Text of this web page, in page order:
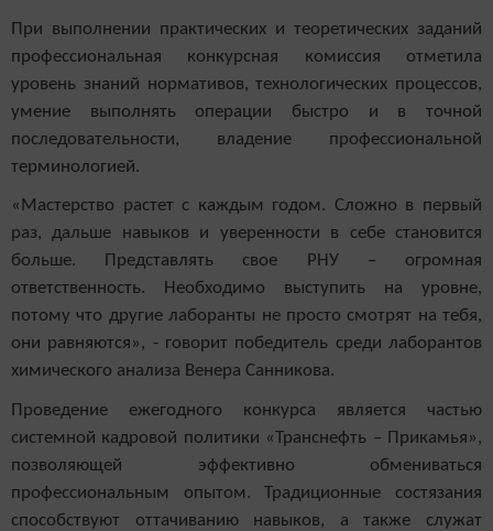
При выполнении практических и теоретических заданий
профессиональная конкурсная комиссия отметила
уровень знаний нормативов, технологических процессов,
умение выполнять операции быстро и в точной
последовательности, владение профессиональной
терминологией.
«Мастерство растет с каждым годом. Сложно в первый
раз, дальше навыков и уверенности в себе становится
больше. Представлять свое РНУ – огромная
ответственность. Необходимо выступить на уровне,
потому что другие лаборанты не просто смотрят на тебя,
они равняются», - говорит победитель среди лаборантов
химического анализа Венера Санникова.
Проведение ежегодного конкурса является частью
системной кадровой политики «Транснефть – Прикамья»,
позволяющей эффективно обмениваться
профессиональным опытом. Традиционные состязания
способствуют оттачиванию навыков, а также служат